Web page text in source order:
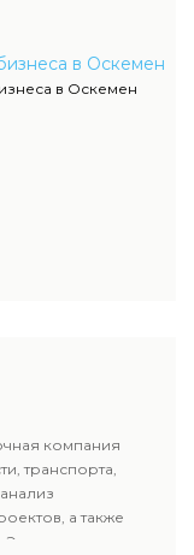
в Оскемен
в Оскемен
компания
транспорта,
а также